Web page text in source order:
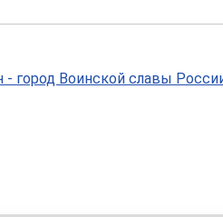
- город Воинской славы